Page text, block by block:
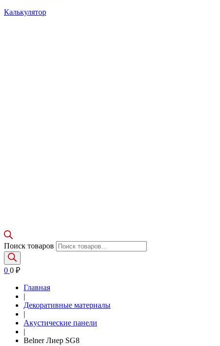
Калькулятор
Поиск товаров
0 0 ₽
Главная
|
Декоративные материалы
|
Акустические панели
|
Belner Лиер SG8